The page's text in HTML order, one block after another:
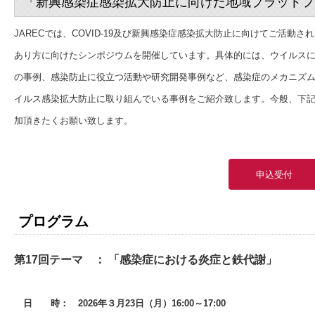
JARECでは、COVID-19及び新興感染症感染拡大防止に向けてご活動さ
あり方に向けたシンポジウムを開催しています。具体的には、ウイルス
の事例、感染防止に役立つ活動や研究開発事例など、感染症のメカニズ
イルス感染拡大防止に取り組んでいる事例をご紹介致します。今般、下
加頂きたくお願い致します。
申込受付
プログラム
第17回テーマ ： 「感染症における炎症と鉄代謝」
日 時： 2026年３月23日（月）16:00～17:00